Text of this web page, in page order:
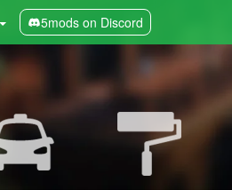
5mods on Discord